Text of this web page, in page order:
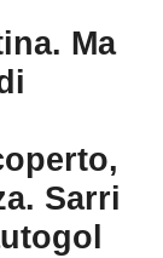
Ma
Sarri